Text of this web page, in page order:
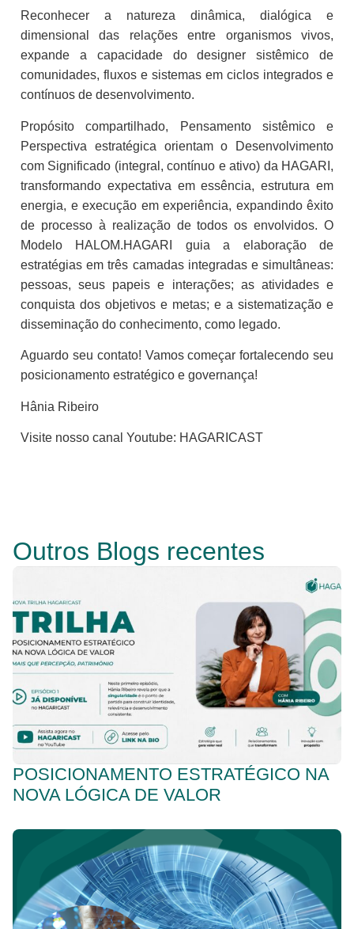
Reconhecer a natureza dinâmica, dialógica e
dimensional das relações entre organismos vivos,
expande a capacidade do designer sistêmico de
comunidades, fluxos e sistemas em ciclos integrados e
contínuos de desenvolvimento.
Propósito compartilhado, Pensamento sistêmico e
Perspectiva estratégica orientam o Desenvolvimento
com Significado (integral, contínuo e ativo) da HAGARI,
transformando expectativa em essência, estrutura em
energia, e execução em experiência, expandindo êxito
de processo à realização de todos os envolvidos. O
Modelo HALOM.HAGARI guia a elaboração de
estratégias em três camadas integradas e simultâneas:
pessoas, seus papeis e interações; as atividades e
conquista dos objetivos e metas; e a sistematização e
disseminação do conhecimento, como legado.
Aguardo seu contato! Vamos começar fortalecendo seu
posicionamento estratégico e governança!
Hânia Ribeiro
Visite nosso canal Youtube: HAGARICAST
Outros Blogs recentes
POSICIONAMENTO ESTRATÉGICO NA
NOVA LÓGICA DE VALOR